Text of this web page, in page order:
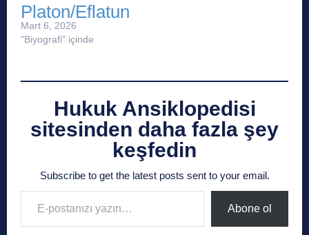
Platon/Eflatun
Mart 6, 2026
"Biyografi" içinde
Hukuk Ansiklopedisi
sitesinden daha fazla şey
keşfedin
Subscribe to get the latest posts sent to your email.
E-postanızı yazın…
Abone ol